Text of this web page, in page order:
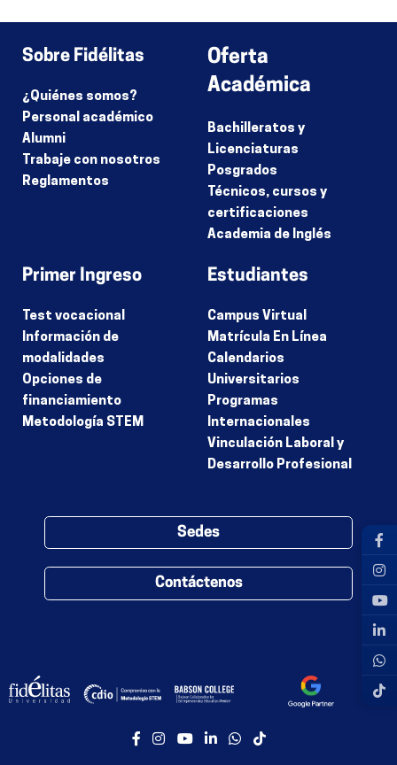
Sobre Fidélitas
¿Quiénes somos?
Personal académico
Alumni
Trabaje con nosotros
Reglamentos
Oferta
Académica
Bachilleratos y
Licenciaturas
Posgrados
Técnicos, cursos y
certificaciones
Academia de Inglés
Primer Ingreso
Test vocacional
Información de
modalidades
Opciones de
financiamiento
Metodología STEM
Estudiantes
Campus Virtual
Matrícula En Línea
Calendarios
Universitarios
Programas
Internacionales
Vinculación Laboral y
Desarrollo Profesional
Sedes
Contáctenos